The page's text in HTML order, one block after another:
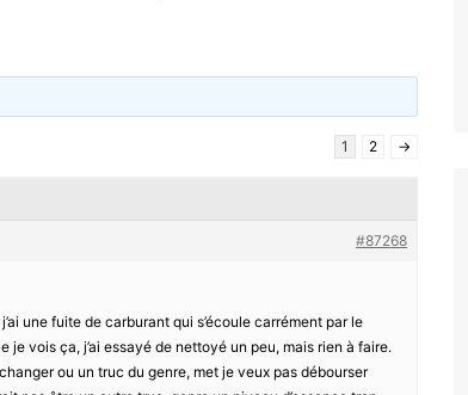
1 2 →
#87268
une fuite de carburant qui s’écoule carrément par le
je vois ça, j’ai essayé de nettoyé un peu, mais rien à faire.
ou un truc du genre, met je veux pas débourser